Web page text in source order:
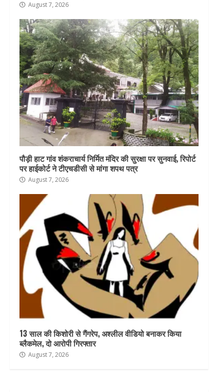
August 7, 2026
पौड़ी हाट गांव शंकराचार्य निर्मित मंदिर की सुरक्षा पर सुनवाई, रिपोर्ट
पर हाईकोर्ट ने टीएचडीसी से मांगा शपथ पत्र
August 7, 2026
13 साल की किशोरी से गैंगरेप, अश्लील वीडियो बनाकर किया
ब्लैकमेल, दो आरोपी गिरफ्तार
August 7, 2026